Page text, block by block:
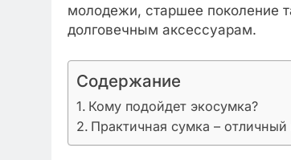
молодежи, старшее поколение
долговечным аксессуарам.
Содержание
Кому подойдет экосумка?
Практичная сумка – отличный